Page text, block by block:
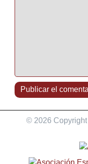
© 2026 Copyright